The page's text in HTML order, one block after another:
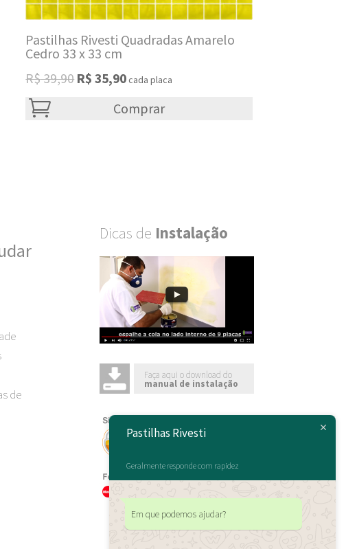
Pastilhas Rivesti Quadradas Amarelo
Cedro 33 x 33 cm
R$39,90 Original
R$ 35,90Current
is:
cada placa
Comprar
de
Dicas de Instalação
Faça aqui o download do
manual de instalação
Pastilhas Rivesti
Geralmente responde com rapidez
Em que podemos ajudar?